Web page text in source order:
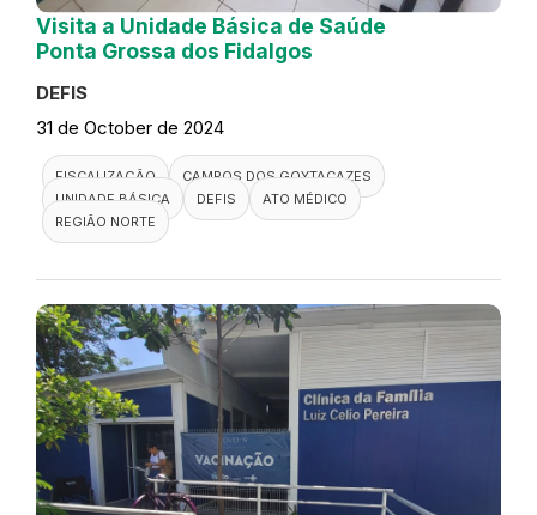
Visita a Unidade Básica de Saúde
Ponta Grossa dos Fidalgos
DEFIS
31 de October de 2024
FISCALIZAÇÃO
CAMPOS DOS GOYTACAZES
UNIDADE BÁSICA
DEFIS
ATO MÉDICO
REGIÃO NORTE